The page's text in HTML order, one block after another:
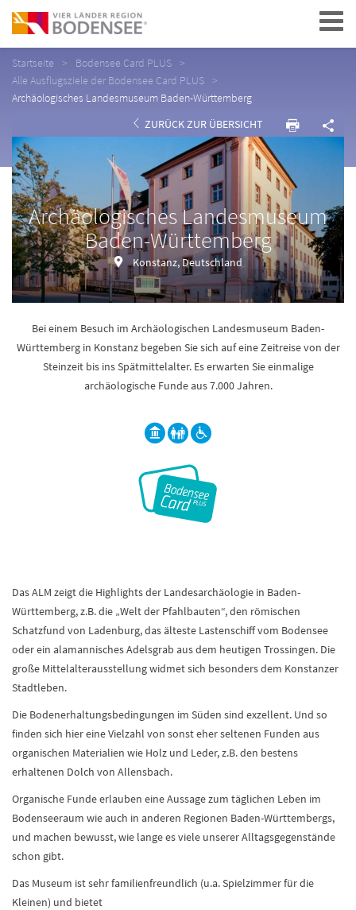
Navigation
Startseite
Bodensee Card PLUS
Alle Ausflugsziele der Bodensee Card PLUS
Archäologisches Landesmuseum Baden-Württemberg
ZURÜCK ZUR ÜBERSICHT
Archäologisches Landesmuseum
Baden-Württemberg
Konstanz, Deutschland
Bei einem Besuch im Archäologischen Landesmuseum Baden-
Württemberg in Konstanz begeben Sie sich auf eine Zeitreise von der
Steinzeit bis ins Spätmittelalter. Es erwarten Sie einmalige
archäologische Funde aus 7.000 Jahren.
Das ALM zeigt die Highlights der Landesarchäologie in Baden-
Württemberg, z.B. die „Welt der Pfahlbauten“, den römischen
Schatzfund von Ladenburg, das älteste Lastenschiff vom Bodensee
oder ein alamannisches Adelsgrab aus dem heutigen Trossingen. Die
große Mittelalterausstellung widmet sich besonders dem Konstanzer
Stadtleben.
Die Bodenerhaltungsbedingungen im Süden sind exzellent. Und so
finden sich hier eine Vielzahl von sonst eher seltenen Funden aus
organischen Materialien wie Holz und Leder, z.B. den bestens
erhaltenen Dolch von Allensbach.
Organische Funde erlauben eine Aussage zum täglichen Leben im
Bodenseeraum wie auch in anderen Regionen Baden-Württembergs,
und machen bewusst, wie lange es viele unserer Alltagsgegenstände
schon gibt.
Das Museum ist sehr familienfreundlich (u.a. Spielzimmer für die
Kleinen) und bietet